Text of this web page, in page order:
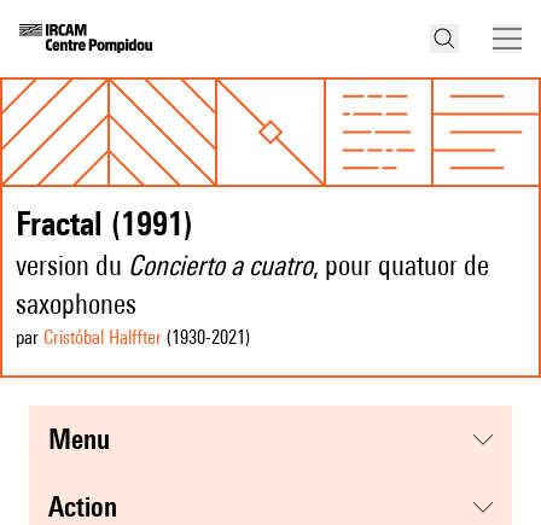
Fractal (1991)
version du Concierto a cuatro, pour quatuor de
saxophones
par Cristóbal Halffter (1930-2021 )
menu
action